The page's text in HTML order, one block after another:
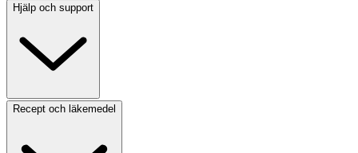
Hjälp och support
Recept och läkemedel